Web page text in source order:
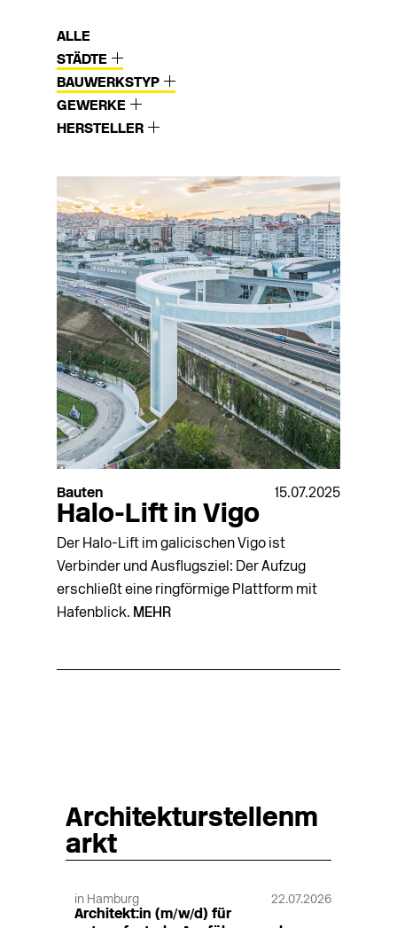
ALLE
STÄDTE
BAUWERKSTYP
GEWERKE
HERSTELLER
Bauten 15.07.2025
Halo-Lift in Vigo
Der Halo-Lift im galicischen Vigo ist
Verbinder und Ausflugsziel: Der Aufzug
erschließt eine ringförmige Plattform mit
Hafenblick. MEHR
Architekturstellenm
arkt
in Hamburg 22.07.2026
Architekt:in (m/w/d) für